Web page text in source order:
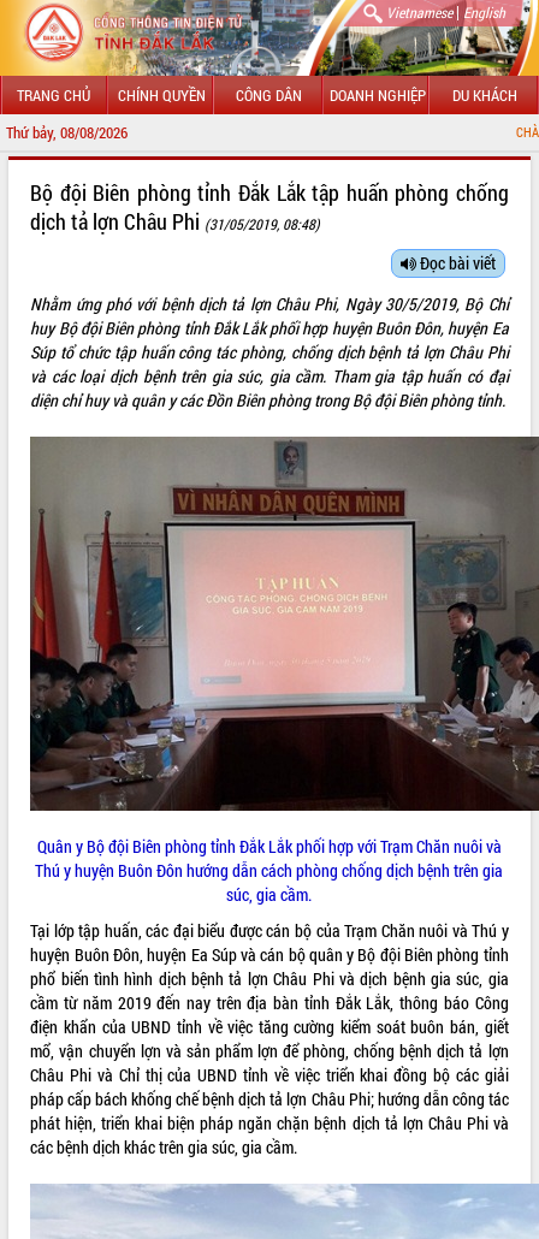
Vietnamese| English
TRANG CHỦ CHÍNH QUYỀN CÔNG DÂN DOANH NGHIỆP DU KHÁCH
Thứ bảy, 08/08/2026 CHÀO MỪNG ĐẾN
LÃNH ĐẠO UBND TỈNH
SỞ, BAN, NGÀNH
UBND CÁC XÃ, PHƯỜNG
VĂN BẢN HĐND TỈNH
ĐIỂM TIN VĂN BẢN
QUY HOẠCH - KẾ HOẠCH
VIDEO
Không có file video nào để phát.
Bộ đội Biên phòng tỉnh Đắk Lắk tập huấn phòng chống
dịch tả lợn Châu Phi (31/05/2019, 08:48)
Đọc bài viết
Nhằm ứng phó với bệnh dịch tả lợn Châu Phi, Ngày 30/5/2019, Bộ Chỉ
huy Bộ đội Biên phòng tỉnh Đắk Lắk phối hợp huyện Buôn Đôn, huyện Ea
Súp tổ chức tập huấn công tác phòng, chống dịch bệnh tả lợn Châu Phi
và các loại dịch bệnh trên gia súc, gia cầm. Tham gia tập huấn có đại
diện chỉ huy và quân y các Đồn Biên phòng trong Bộ đội Biên phòng tỉnh.
Quân y Bộ đội Biên phòng tỉnh Đắk Lắk phối hợp với Trạm Chăn nuôi và
Thú y huyện Buôn Đôn hướng dẫn cách phòng chống dịch bệnh trên gia
súc, gia cầm.
Tại lớp tập huấn, các đại biểu được cán bộ của Trạm Chăn nuôi và Thú y
huyện Buôn Đôn, huyện Ea Súp và cán bộ quân y Bộ đội Biên phòng tỉnh
phổ biến tình hình dịch bệnh tả lợn Châu Phi và dịch bệnh gia súc, gia
cầm từ năm 2019 đến nay trên địa bàn tỉnh Đắk Lắk, thông báo Công
điện khẩn của UBND tỉnh về việc tăng cường kiểm soát buôn bán, giết
mổ, vận chuyển lợn và sản phẩm lợn để phòng, chống bệnh dịch tả lợn
Châu Phi và Chỉ thị của UBND tỉnh về việc triển khai đồng bộ các giải
pháp cấp bách khống chế bệnh dịch tả lợn Châu Phi; hướng dẫn công tác
phát hiện, triển khai biện pháp ngăn chặn bệnh dịch tả lợn Châu Phi và
các bệnh dịch khác trên gia súc, gia cầm.